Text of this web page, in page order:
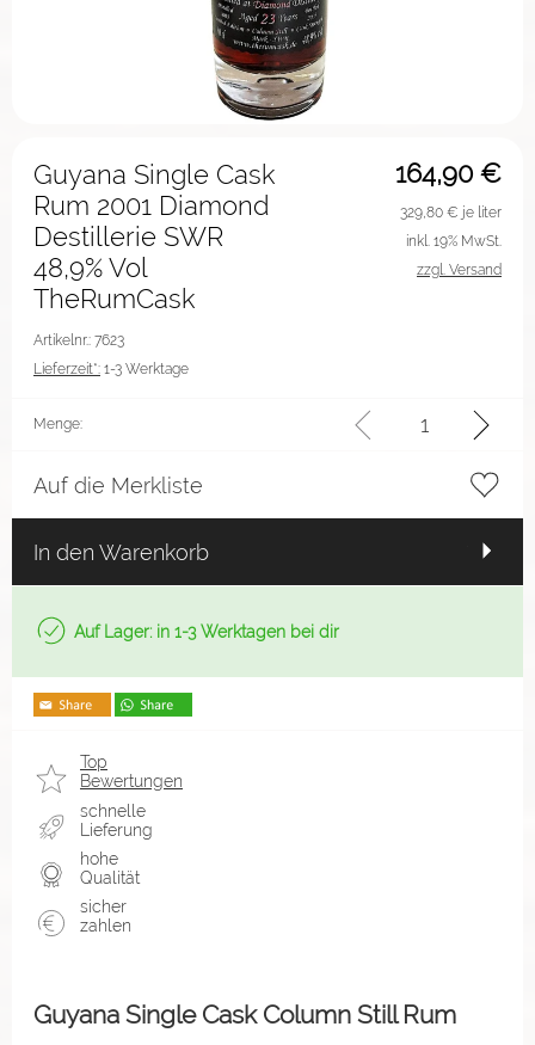
164,90 €
Guyana Single Cask
Rum 2001 Diamond
Destillerie SWR
48,9% Vol
TheRumCask
Artikelnr.: 7623
Lieferzeit*: 1-3 Werktage
329,80 € je liter
inkl. 19% MwSt.
zzgl. Versand
Menge:
Auf die Merkliste
In den Warenkorb
Auf Lager: in 1-3 Werktagen bei dir
Top
Bewertungen
schnelle
Lieferung
hohe
Qualität
sicher
zahlen
Guyana Single Cask Column Still Rum